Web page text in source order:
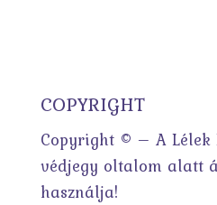
COPYRIGHT
Copyright © – A Lélek
védjegy oltalom alatt
használja!